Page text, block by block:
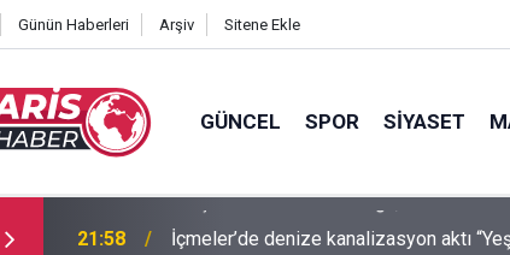
Günün Haberleri Arşiv Sitene Ekle
GÜNCEL SPOR SIYASET
21:58